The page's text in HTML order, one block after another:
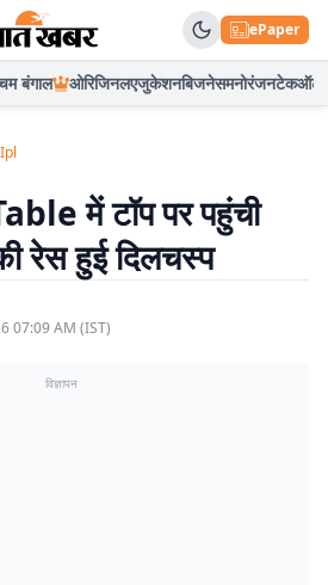
ePaper
बंगाल ओरिजिनलएजुकेशनबिजनेसमनोरंजनटेकऑटो
Ipl
में टॉप पर पहुंची
रेस हुई दिलचस्प
07:09 AM (IST)
विज्ञापन